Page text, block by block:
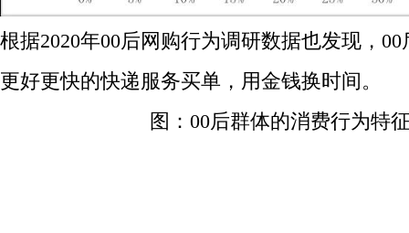
根据2020年00后网购行为调研数据也发现，
更好更快的快递服务买单，用金钱换时间。
图： 00后群体的消费行为特